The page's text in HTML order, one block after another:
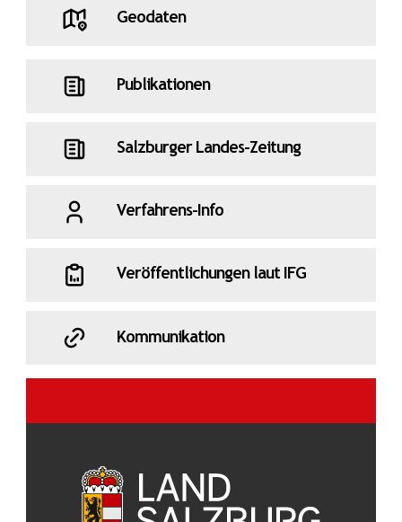
Geodaten
Publikationen
Salzburger Landes-Zeitung
Verfahrens-Info
Veröffentlichungen laut IFG
Kommunikation